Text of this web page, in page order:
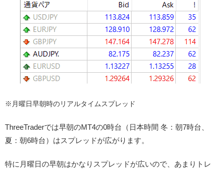
※月曜日早朝時のリアルタイムスプレッド
ThreeTraderでは早朝のMT4の0時台（日本時間 冬：朝7時台、
夏：朝6時台）はスプレッドが広がります。
特に月曜日の早朝はかなりスプレッドが広いので、あまりトレ